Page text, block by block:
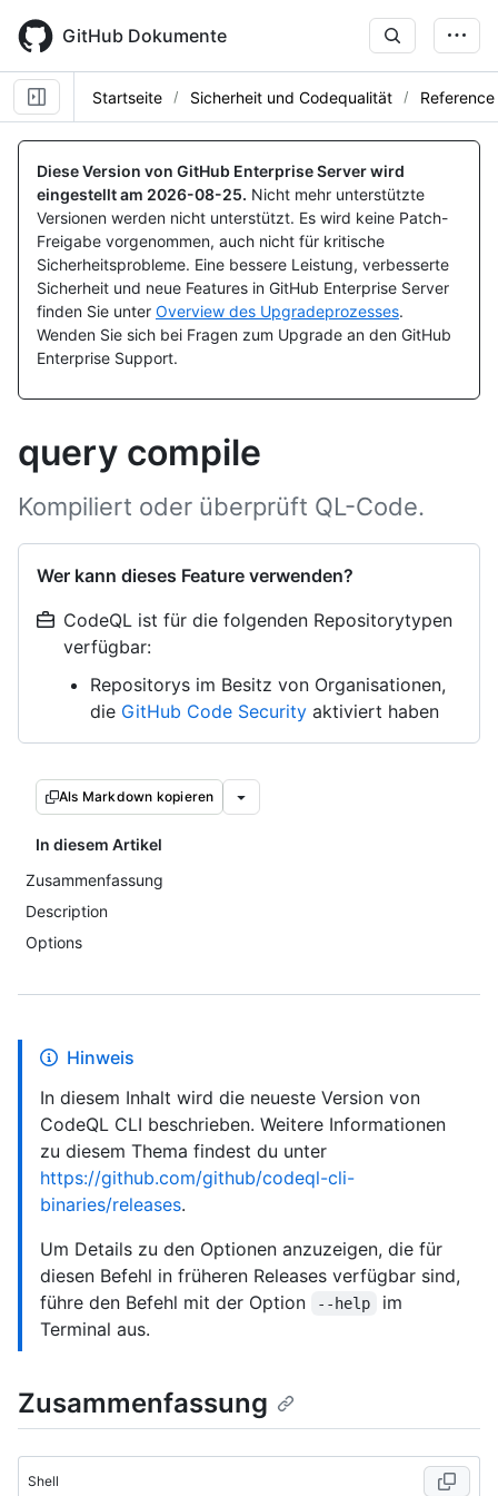
main
content
GitHub Dokumente
Startseite Sicherheit und Codequalität Reference
Diese Version von GitHub Enterprise Server wird
eingestellt am 2026-08-25. Nicht mehr unterstützte
Versionen werden nicht unterstützt. Es wird keine Patch-
Freigabe vorgenommen, auch nicht für kritische
Sicherheitsprobleme. Eine bessere Leistung, verbesserte
Sicherheit und neue Features in GitHub Enterprise Server
finden Sie unter Overview des Upgradeprozesses.
Wenden Sie sich bei Fragen zum Upgrade an den GitHub
Enterprise Support.
query compile
Kompiliert oder überprüft QL-Code.
Wer kann dieses Feature verwenden?
CodeQL ist für die folgenden Repositorytypen
verfügbar:
Repositorys im Besitz von Organisationen,
die GitHub Code Security aktiviert haben
Als Markdown kopieren
In diesem Artikel
Zusammenfassung
Description
Options
Hinweis
In diesem Inhalt wird die neueste Version von
CodeQL CLI beschrieben. Weitere Informationen
zu diesem Thema findest du unter
https://github.com/github/codeql-cli-
binaries/releases.
Um Details zu den Optionen anzuzeigen, die für
diesen Befehl in früheren Releases verfügbar sind,
führe den Befehl mit der Option
--help
im
Terminal aus.
Zusammenfassung
Shell